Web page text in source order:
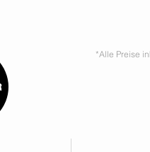
*Alle Preise